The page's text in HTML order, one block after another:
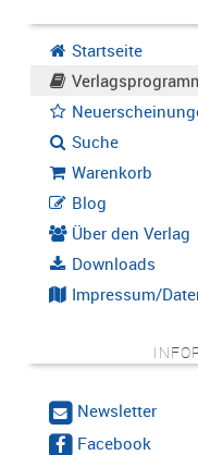
Startseite
Suche
Warenkorb
Blog
Über den Verlag
Downloads
Impressum/
Newsletter
Facebook